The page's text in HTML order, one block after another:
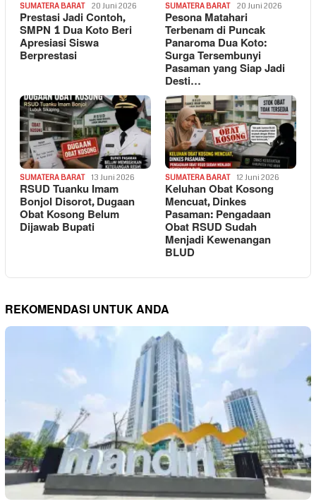
SUMATERA BARAT 20 Juni 2026
Prestasi Jadi Contoh,
SMPN 1 Dua Koto Beri
Apresiasi Siswa
Berprestasi
SUMATERA BARAT 20 Juni 2026
Pesona Matahari
Terbenam di Puncak
Panaroma Dua Koto:
Surga Tersembunyi
Pasaman yang Siap Jadi
Desti…
SUMATERA BARAT 13 Juni 2026
RSUD Tuanku Imam
Bonjol Disorot, Dugaan
Obat Kosong Belum
Dijawab Bupati
SUMATERA BARAT 12 Juni 2026
Keluhan Obat Kosong
Mencuat, Dinkes
Pasaman: Pengadaan
Obat RSUD Sudah
Menjadi Kewenangan
BLUD
REKOMENDASI UNTUK ANDA